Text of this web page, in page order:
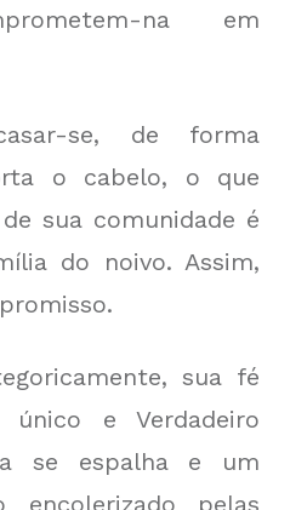
na em
se, de forma
o cabelo, o que
sua comunidade é
do noivo. Assim,
sua fé
e Verdadeiro
se espalha e um
encolerizado pelas